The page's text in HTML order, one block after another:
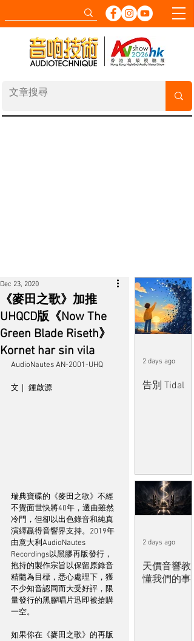
《麥田之歌》加推
UHQCD版《Now The
Green Blade Riseth》
Kornet har sin vila
Dec 23, 2020
文｜ 鍾啟源
瑞典寶碟的《麥田之歌》不經
不覺面世快將40年，選曲雖然
冷門，但卻以出色錄音和純真
演繹贏得音響界支持。2019年
由意大利AudioNautes
Recordings以黑膠再版發行，
抱持的製作宗旨以保留原錄音
精髓為目標，悉心處理下，獲
不少知音認同而大受好評，限
量發行的黑膠唱片迅即被搶購
一空。
如果你在《麥田之歌》的再版
告別 Tidal
2 days ago
天價音響教
懂我們的事
2 days ago